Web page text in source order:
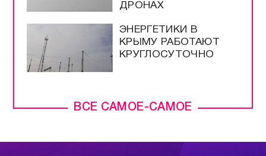
ВСЕ САМОЕ-САМОЕ
ДРОНАХ
ЭНЕРГЕТИКИ В
КРЫМУ РАБОТАЮТ
КРУГЛОСУТОЧНО